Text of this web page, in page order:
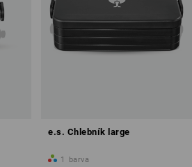
e.s. Chlebník large
1 barva